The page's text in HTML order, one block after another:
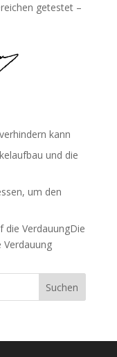
getestet –
kann
und die
um den
die VerdauungDie